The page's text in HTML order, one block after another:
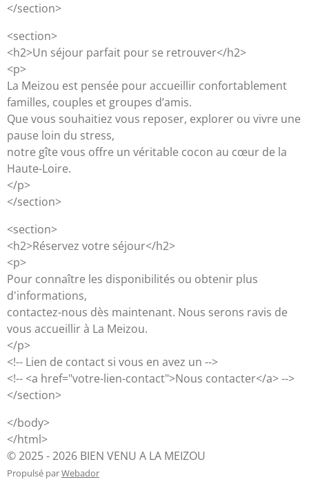
</section>
<section>
<h2>Un séjour parfait pour se retrouver</h2>
<p>
La Meizou est pensée pour accueillir confortablement
familles, couples et groupes d’amis.
Que vous souhaitiez vous reposer, explorer ou vivre une
pause loin du stress,
notre gîte vous offre un véritable cocon au cœur de la
Haute-Loire.
</p>
</section>
<section>
<h2>Réservez votre séjour</h2>
<p>
Pour connaître les disponibilités ou obtenir plus
d'informations,
contactez-nous dès maintenant. Nous serons ravis de
vous accueillir à La Meizou.
</p>
<!-- Lien de contact si vous en avez un -->
<!-- <a href="votre-lien-contact">Nous contacter</a> -->
</section>
</body>
</html>
© 2025 - 2026 BIEN VENU A LA MEIZOU
Propulsé parWebador